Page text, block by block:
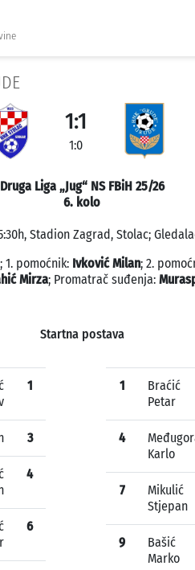
1:1
1:0
Druga Liga „Jug“ NS FBiH 25/26
6. kolo
Stadion Zagrad, Stolac;
; 1. pomoćnik: Ivković Milan; 2.
Mirza; Promatrač suđenja:
Startna postava
1
3
4
6
1
Braćić
Petar
4
Karlo
7
Mikulić
Stjepan
9
Bašić
Marko